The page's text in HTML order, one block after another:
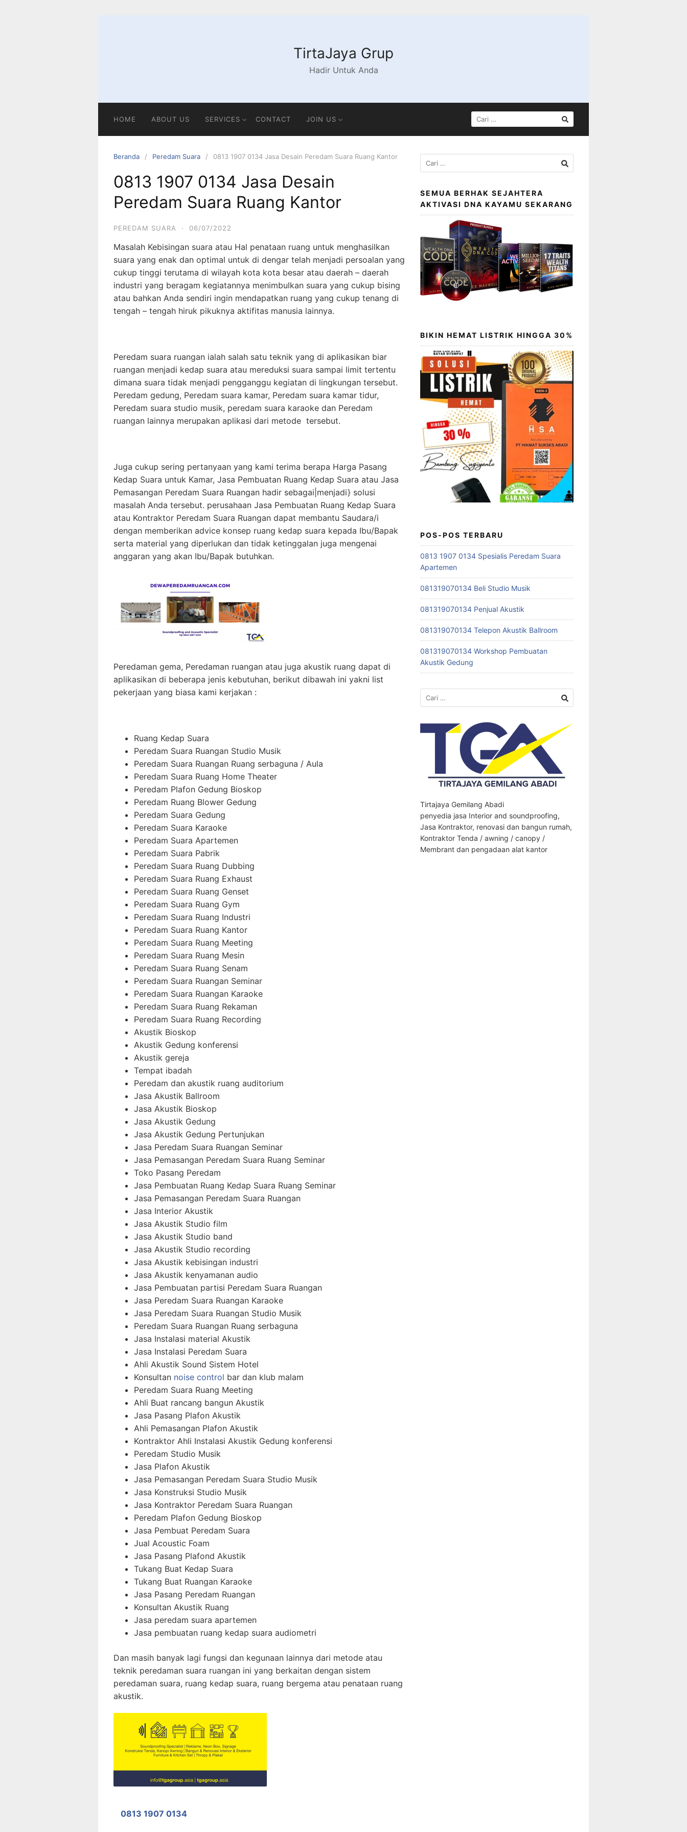
TirtaJaya Grup
Hadir Untuk Anda
HOME ABOUT US SERVICES CONTACT JOIN US
CARI
UNTUK:
Beranda Peredam Suara 0813 1907 0134 Jasa Desain Peredam Suara Ruang Kantor
0813 1907 0134 Jasa Desain
Peredam Suara Ruang Kantor
PEREDAM SUARA · 06/07/2022
Masalah Kebisingan suara atau Hal penataan ruang untuk menghasilkan
suara yang enak dan optimal untuk di dengar telah menjadi persoalan yang
cukup tinggi terutama di wilayah kota kota besar atau daerah – daerah
industri yang beragam kegiatannya menimbulkan suara yang cukup bising
atau bahkan Anda sendiri ingin mendapatkan ruang yang cukup tenang di
tengah – tengah hiruk pikuknya aktifitas manusia lainnya.
Peredam suara ruangan ialah salah satu teknik yang di aplikasikan biar
ruangan menjadi kedap suara atau mereduksi suara sampai limit tertentu
dimana suara tidak menjadi pengganggu kegiatan di lingkungan tersebut.
Peredam gedung, Peredam suara kamar, Peredam suara kamar tidur,
Peredam suara studio musik, peredam suara karaoke dan Peredam
ruangan lainnya merupakan aplikasi dari metode tersebut.
Juga cukup sering pertanyaan yang kami terima berapa Harga Pasang
Kedap Suara untuk Kamar, Jasa Pembuatan Ruang Kedap Suara atau Jasa
Pemasangan Peredam Suara Ruangan hadir sebagai|menjadi} solusi
masalah Anda tersebut. perusahaan Jasa Pembuatan Ruang Kedap Suara
atau Kontraktor Peredam Suara Ruangan dapat membantu Saudara/i
dengan memberikan advice konsep ruang kedap suara kepada Ibu/Bapak
serta material yang diperlukan dan tidak ketinggalan juga mengenai
anggaran yang akan Ibu/Bapak butuhkan.
Peredaman gema, Peredaman ruangan atau juga akustik ruang dapat di
aplikasikan di beberapa jenis kebutuhan, berikut dibawah ini yakni list
pekerjaan yang biasa kami kerjakan :
Ruang Kedap Suara
Peredam Suara Ruangan Studio Musik
Peredam Suara Ruangan Ruang serbaguna / Aula
Peredam Suara Ruang Home Theater
Peredam Plafon Gedung Bioskop
Peredam Ruang Blower Gedung
Peredam Suara Gedung
Peredam Suara Karaoke
Peredam Suara Apartemen
Peredam Suara Pabrik
Peredam Suara Ruang Dubbing
Peredam Suara Ruang Exhaust
Peredam Suara Ruang Genset
Peredam Suara Ruang Gym
Peredam Suara Ruang Industri
Peredam Suara Ruang Kantor
Peredam Suara Ruang Meeting
Peredam Suara Ruang Mesin
Peredam Suara Ruang Senam
Peredam Suara Ruangan Seminar
Peredam Suara Ruangan Karaoke
Peredam Suara Ruang Rekaman
Peredam Suara Ruang Recording
Akustik Bioskop
Akustik Gedung konferensi
Akustik gereja
Tempat ibadah
Peredam dan akustik ruang auditorium
Jasa Akustik Ballroom
Jasa Akustik Bioskop
Jasa Akustik Gedung
Jasa Akustik Gedung Pertunjukan
Jasa Peredam Suara Ruangan Seminar
Jasa Pemasangan Peredam Suara Ruang Seminar
Toko Pasang Peredam
Jasa Pembuatan Ruang Kedap Suara Ruang Seminar
Jasa Pemasangan Peredam Suara Ruangan
Jasa Interior Akustik
Jasa Akustik Studio film
Jasa Akustik Studio band
Jasa Akustik Studio recording
Jasa Akustik kebisingan industri
Jasa Akustik kenyamanan audio
Jasa Pembuatan partisi Peredam Suara Ruangan
Jasa Peredam Suara Ruangan Karaoke
Jasa Peredam Suara Ruangan Studio Musik
Peredam Suara Ruangan Ruang serbaguna
Jasa Instalasi material Akustik
Jasa Instalasi Peredam Suara
Ahli Akustik Sound Sistem Hotel
Konsultan noise control bar dan klub malam
Peredam Suara Ruang Meeting
Ahli Buat rancang bangun Akustik
Jasa Pasang Plafon Akustik
Ahli Pemasangan Plafon Akustik
Kontraktor Ahli Instalasi Akustik Gedung konferensi
Peredam Studio Musik
Jasa Plafon Akustik
Jasa Pemasangan Peredam Suara Studio Musik
Jasa Konstruksi Studio Musik
Jasa Kontraktor Peredam Suara Ruangan
Peredam Plafon Gedung Bioskop
Jasa Pembuat Peredam Suara
Jual Acoustic Foam
Jasa Pasang Plafond Akustik
Tukang Buat Kedap Suara
Tukang Buat Ruangan Karaoke
Jasa Pasang Peredam Ruangan
Konsultan Akustik Ruang
Jasa peredam suara apartemen
Jasa pembuatan ruang kedap suara audiometri
Dan masih banyak lagi fungsi dan kegunaan lainnya dari metode atau
teknik peredaman suara ruangan ini yang berkaitan dengan sistem
peredaman suara, ruang kedap suara, ruang bergema atau penataan ruang
akustik.
0813 1907 0134
Cari
untuk:
SEMUA BERHAK SEJAHTERA
AKTIVASI DNA KAYAMU SEKARANG
BIKIN HEMAT LISTRIK HINGGA 30%
POS-POS TERBARU
0813 1907 0134 Spesialis Peredam Suara
Apartemen
081319070134 Beli Studio Musik
081319070134 Penjual Akustik
081319070134 Telepon Akustik Ballroom
081319070134 Workshop Pembuatan
Akustik Gedung
Cari
untuk:
Tirtajaya Gemilang Abadi
penyedia jasa Interior and soundproofing,
Jasa Kontraktor, renovasi dan bangun rumah,
Kontraktor Tenda / awning / canopy /
Membrant dan pengadaan alat kantor